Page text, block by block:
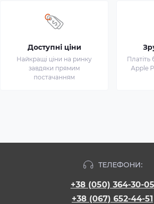
Доступні ціни
Найкращі ціни на ринку
завдяки прямим
постачанням
Платіть
Apple
ТЕЛЕФОНИ:
+38 (050) 364-30-05
+38 (067) 652-44-51